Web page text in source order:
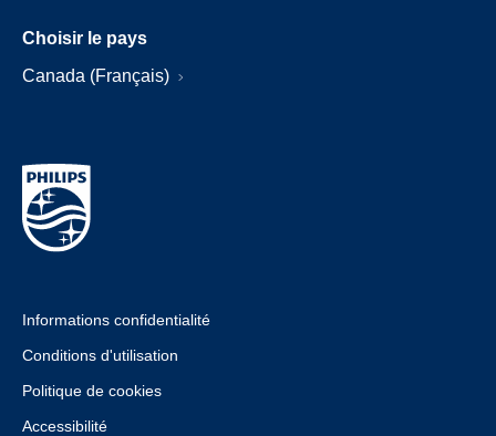
Choisir le pays
Canada (Français)
Informations confidentialité
Conditions d'utilisation
Politique de cookies
Accessibilité